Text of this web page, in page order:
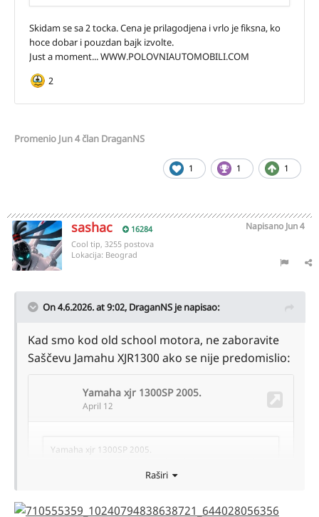
Promenio Jun 4član DraganNS
1 1 1
sashac 16284 Napisano Jun 4
Cool tip, 3255 postova
Lokacija: Beograd
On 4.6.2026. at 9:02, DraganNS je napisao:
Kad smo kod old school motora, ne zaboravite
Saščevu Jamahu XJR1300 ako se nije predomislio:
Raširi